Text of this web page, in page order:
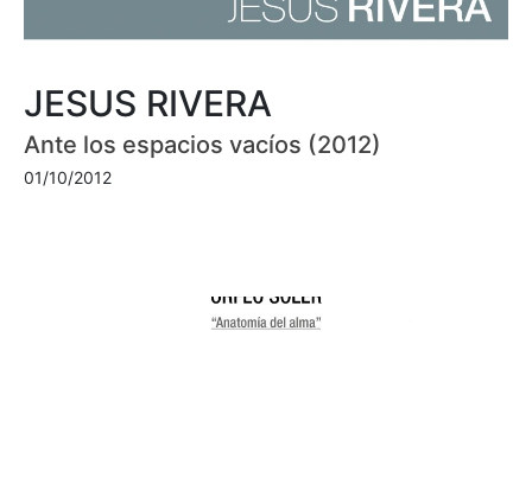
JESUS RIVERA
Ante los espacios vacíos (2012)
01/10/2012